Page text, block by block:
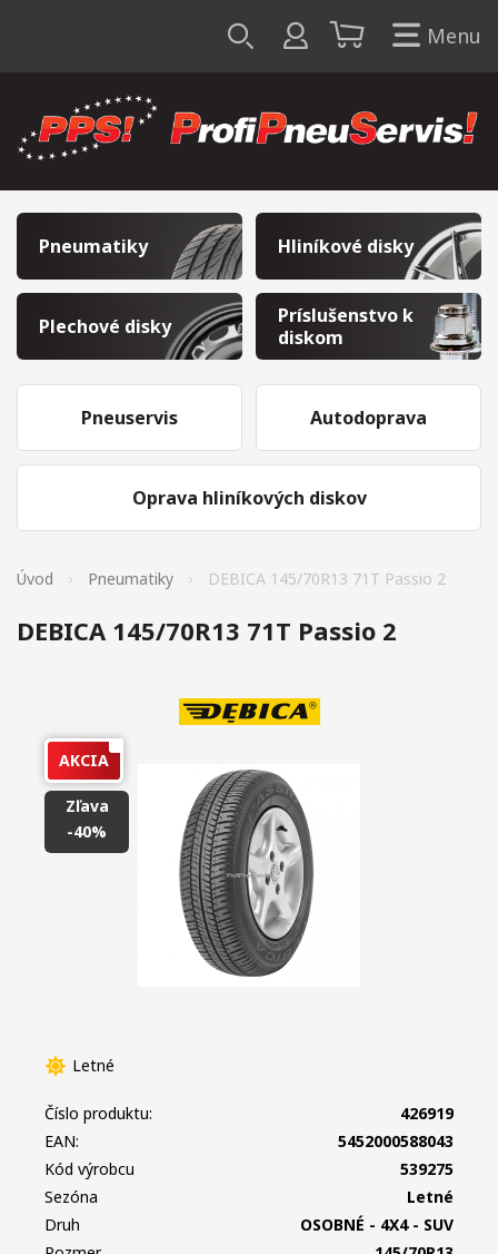
Menu
Pneumatiky Hliníkové disky
Plechové disky
Príslušenstvo k
diskom
Pneuservis
Oprava hliníkových diskov
Autodoprava
Úvod Pneumatiky DEBICA 145/70R13 71T Passio 2
DEBICA 145/70R13 71T Passio 2
AKCIA
Zľava
-40%
Letné
Číslo produktu:
426919
EAN:
5452000588043
Kód výrobcu
539275
Sezóna
Letné
Druh
OSOBNÉ - 4X4 - SUV